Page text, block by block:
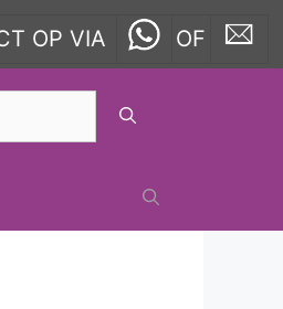
OP VIA OF